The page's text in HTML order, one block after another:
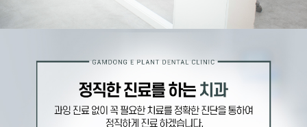
치아미백
온라인상
담
공지사항